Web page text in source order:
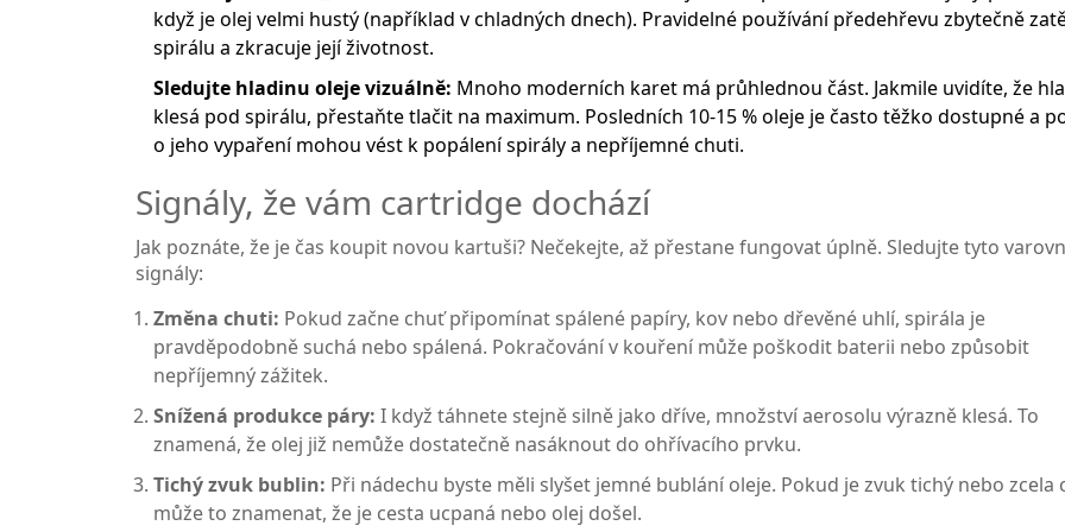
když je olej velmi hustý (například v chladných dnech). Pravidelné používání předehřevu zbytečně
spirálu a zkracuje její životnost.
Sledujte hladinu oleje vizuálně: Mnoho moderních karet má průhlednou část. Jakmile uvidíte, že
klesá pod spirálu, přestaňte tlačit na maximum. Posledních 10-15 % oleje je často těžko dostupné a
o jeho vypaření mohou vést k popálení spirály a nepříjemné chuti.
Signály, že vám cartridge dochází
Jak poznáte, že je čas koupit novou kartuši? Nečekejte, až přestane fungovat úplně. Sledujte tyto
signály:
Změna chuti: Pokud začne chuť připomínat spálené papíry, kov nebo dřevěné uhlí, spirála je
pravděpodobně suchá nebo spálená. Pokračování v kouření může poškodit baterii nebo způsobit
nepříjemný zážitek.
Snížená produkce páry: I když táhnete stejně silně jako dříve, množství aerosolu výrazně klesá. To
znamená, že olej již nemůže dostatečně nasáknout do ohřívacího prvku.
Tichý zvuk bublin: Při nádechu byste měli slyšet jemné bublání oleje. Pokud je zvuk tichý nebo zcela
může to znamenat, že je cesta ucpaná nebo olej došel.